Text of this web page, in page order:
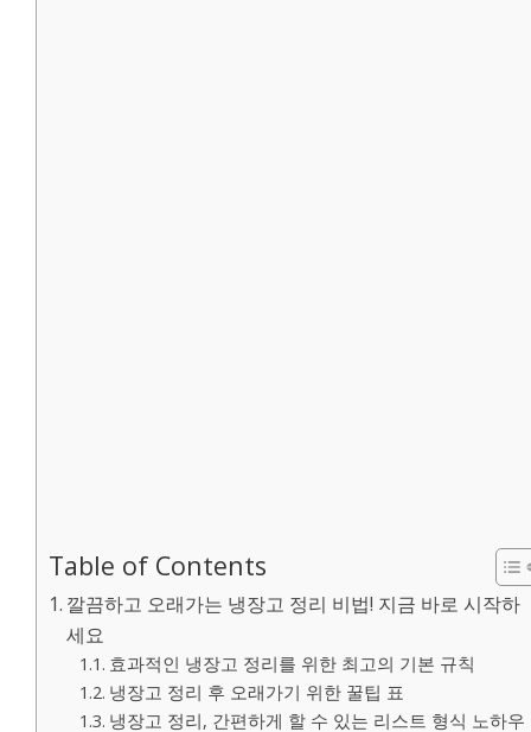
Table of Contents
깔끔하고 오래가는 냉장고 정리 비법! 지금 바로 시작하
세요
효과적인 냉장고 정리를 위한 최고의 기본 규칙
냉장고 정리 후 오래가기 위한 꿀팁 표
냉장고 정리, 간편하게 할 수 있는 리스트 형식 노하우